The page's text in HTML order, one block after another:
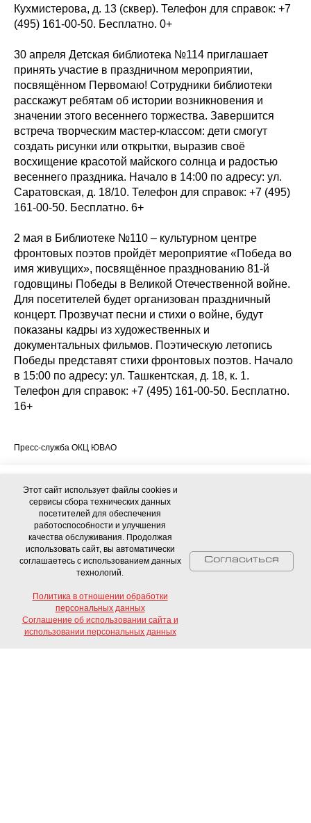
Этот сайт использует файлы cookies и сервисы сбора технических
данных посетителей для обеспечения работоспособности и
улучшения качества обслуживания. Продолжая использовать сайт, вы
автоматически соглашаетесь с использованием данных технологий.
Политика в отношении обработки персональных данных
Соглашение об использовании сайта и использовании персональных
Согласиться
Свяжитесь с нами!
Кухмистерова, д. 13 (сквер). Телефон для справок: +7
(495) 161-00-50. Бесплатно. 0+
30 апреля Детская библиотека №114 приглашает
принять участие в праздничном мероприятии,
посвящённом Первомаю! Сотрудники библиотеки
расскажут ребятам об истории возникновения и
значении этого весеннего торжества. Завершится
встреча творческим мастер-классом: дети смогут
создать рисунки или открытки, выразив своё
восхищение красотой майского солнца и радостью
весеннего праздника. Начало в 14:00 по адресу: ул.
Саратовская, д. 18/10. Телефон для справок: +7 (495)
161-00-50. Бесплатно. 6+
2 мая в Библиотеке №110 – культурном центре
фронтовых поэтов пройдёт мероприятие «Победа во
имя живущих», посвящённое празднованию 81-й
годовщины Победы в Великой Отечественной войне.
Для посетителей будет организован праздничный
концерт. Прозвучат песни и стихи о войне, будут
показаны кадры из художественных и
документальных фильмов. Поэтическую летопись
Победы представят стихи фронтовых поэтов. Начало
в 15:00 по адресу: ул. Ташкентская, д. 18, к. 1.
Телефон для справок: +7 (495) 161-00-50. Бесплатно.
16+
Пресс-служба ОКЦ ЮВАО
Этот сайт использует файлы cookies и
сервисы сбора технических данных
посетителей для обеспечения
работоспособности и улучшения
качества обслуживания. Продолжая
использовать сайт, вы автоматически
соглашаетесь с использованием данных
технологий.
Политика в отношении обработки
персональных данных
Соглашение об использовании сайта и
использовании персональных данных
Согласиться